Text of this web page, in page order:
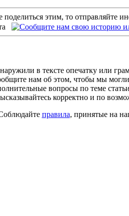
этим, то отправляйте
в тексте опечатку или
нам об этом, чтобы мы
вопросы по теме
корректно и по
правила, принятые на